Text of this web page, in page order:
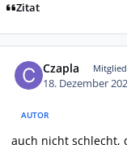
Zitat
Czapla Mitglied
18. Dezember
AUTOR
auch nicht schlecht,